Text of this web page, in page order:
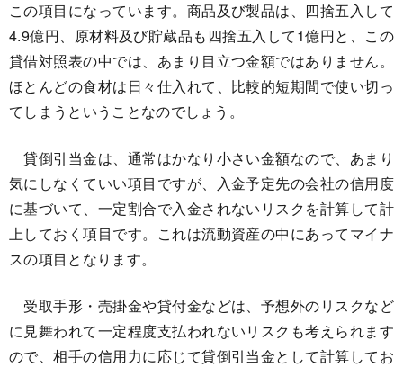
この項目になっています。商品及び製品は、四捨五入して
4.9億円、原材料及び貯蔵品も四捨五入して1億円と、この
貸借対照表の中では、あまり目立つ金額ではありません。
ほとんどの食材は日々仕入れて、比較的短期間で使い切っ
てしまうということなのでしょう。
貸倒引当金は、通常はかなり小さい金額なので、あまり
気にしなくていい項目ですが、入金予定先の会社の信用度
に基づいて、一定割合で入金されないリスクを計算して計
上しておく項目です。これは流動資産の中にあってマイナ
スの項目となります。
受取手形・売掛金や貸付金などは、予想外のリスクなど
に見舞われて一定程度支払われないリスクも考えられます
ので、相手の信用力に応じて貸倒引当金として計算してお